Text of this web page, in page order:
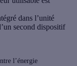
dans l’unité
second dispositif
l’énergie